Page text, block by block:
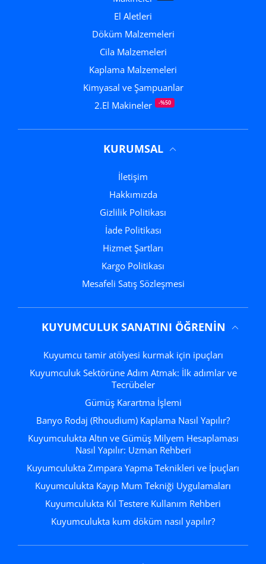
El Aletleri
Döküm Malzemeleri
Cila Malzemeleri
Kaplama Malzemeleri
Kimyasal ve Şampuanlar
2.El Makineler
-%50
KURUMSAL
İletişim
Hakkımızda
Gizlilik Politikası
İade Politikası
Hizmet Şartları
Kargo Politikası
Mesafeli Satış Sözleşmesi
KUYUMCULUK SANATINI ÖĞRENIN
Kuyumcu tamir atölyesi kurmak için ipuçları
Kuyumculuk Sektörüne Adım Atmak: İlk adımlar ve
Tecrübeler
Gümüş Karartma İşlemi
Banyo Rodaj (Rhoudium) Kaplama Nasıl Yapılır?
Kuyumculukta Altın ve Gümüş Milyem Hesaplaması
Nasıl Yapılır: Uzman Rehberi
Kuyumculukta Zımpara Yapma Teknikleri ve İpuçları
Kuyumculukta Kayıp Mum Tekniği Uygulamaları
Kuyumculukta Kıl Testere Kullanım Rehberi
Kuyumculukta kum döküm nasıl yapılır?